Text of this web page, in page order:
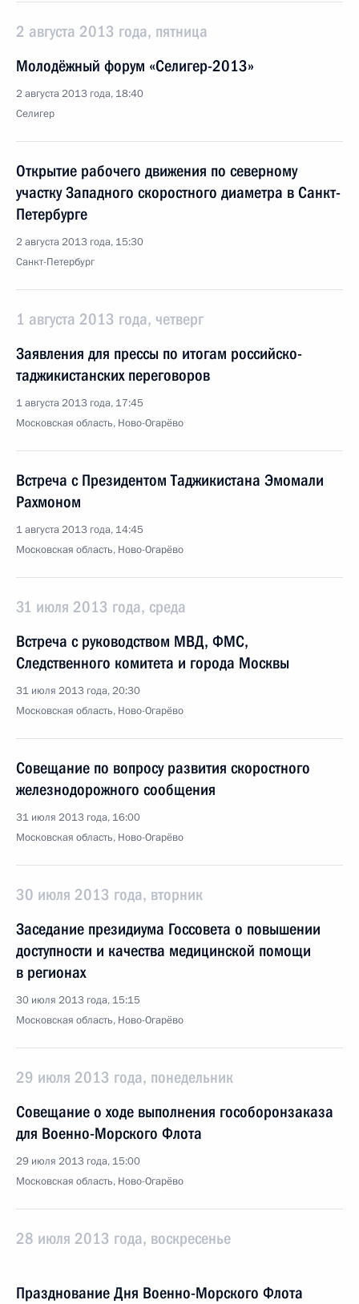
2 августа 2013 года, пятница
Молодёжный форум «Селигер-2013»
2 августа 2013 года, 18:40
Селигер
Открытие рабочего движения по северному
участку Западного скоростного диаметра в Санкт-
Петербурге
2 августа 2013 года, 15:30
Санкт-Петербург
1 августа 2013 года, четверг
Заявления для прессы по итогам российско-
таджикистанских переговоров
1 августа 2013 года, 17:45
Московская область, Ново-Огарёво
Встреча с Президентом Таджикистана Эмомали
Рахмоном
1 августа 2013 года, 14:45
Московская область, Ново-Огарёво
31 июля 2013 года, среда
Встреча с руководством МВД, ФМС,
Следственного комитета и города Москвы
31 июля 2013 года, 20:30
Московская область, Ново-Огарёво
Совещание по вопросу развития скоростного
железнодорожного сообщения
31 июля 2013 года, 16:00
Московская область, Ново-Огарёво
30 июля 2013 года, вторник
Заседание президиума Госсовета о повышении
доступности и качества медицинской помощи
в регионах
30 июля 2013 года, 15:15
Московская область, Ново-Огарёво
29 июля 2013 года, понедельник
Совещание о ходе выполнения гособоронзаказа
для Военно-Морского Флота
29 июля 2013 года, 15:00
Московская область, Ново-Огарёво
28 июля 2013 года, воскресенье
Празднование Дня Военно-Морского Флота